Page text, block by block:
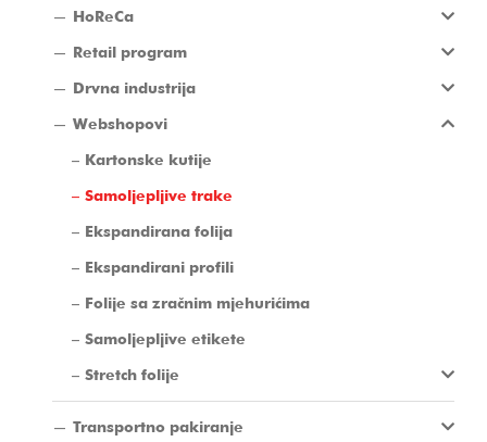
HoReCa
Retail program
Drvna industrija
Webshopovi
Kartonske kutije
Samoljepljive trake
Ekspandirana folija
Ekspandirani profili
Folije sa zračnim mjehurićima
Samoljepljive etikete
Stretch folije
Transportno pakiranje